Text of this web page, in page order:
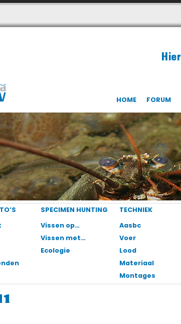
HOME FORUM
SPECIMEN HUNTING
Vissen op…
Vissen met…
Ecologie
TECHNIEK
Aasbc
Voer
Lood
Materiaal
Montages